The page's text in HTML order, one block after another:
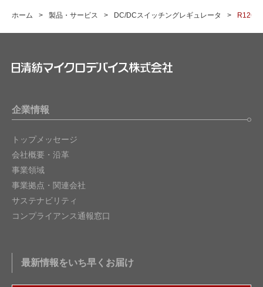
ホーム 製品・サービス DC/DCスイッチングレギュレータ R1260
企業情報
トップメッセージ
会社概要・沿革
事業領域
事業拠点・関連会社
サステナビリティ
コンプライアンス通報窓口
最新情報をいち早くお届け